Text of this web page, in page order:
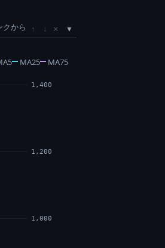
から ↑ ↓ ×
MA25 MA75
1,000
1,200
1,400